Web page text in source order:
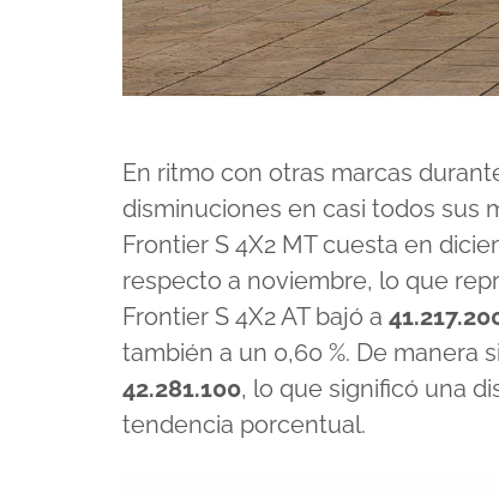
En ritmo con otras marcas
disminuciones en casi todos sus
Frontier S 4X2 MT cuesta en
respecto a noviembre, lo que
Frontier S 4X2 AT bajó a
también a un 0,60 %. De manera
42.281.100, lo que significó una
tendencia porcentual.